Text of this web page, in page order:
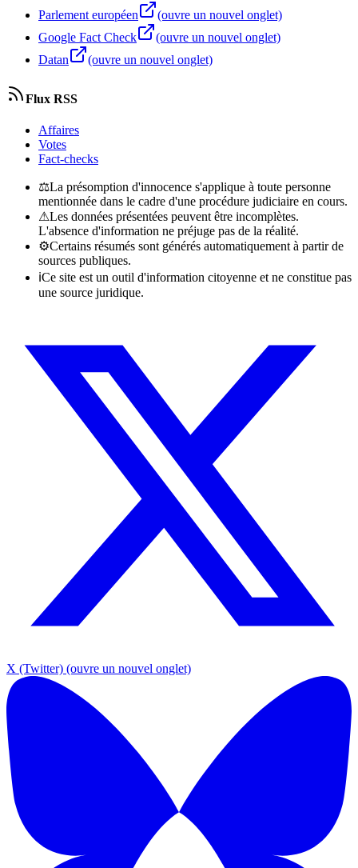
Parlement européen
(ouvre un nouvel onglet)
Google Fact Check
(ouvre un nouvel onglet)
Datan
(ouvre un nouvel onglet)
Flux RSS
Affaires
Votes
Fact-checks
⚖La présomption d'innocence s'applique à toute personne
mentionnée dans le cadre d'une procédure judiciaire en cours.
⚠Les données présentées peuvent être incomplètes.
L'absence d'information ne préjuge pas de la réalité.
⚙Certains résumés sont générés automatiquement à partir de
sources publiques.
ℹCe site est un outil d'information citoyenne et ne constitue pas
une source juridique.
X (Twitter) (ouvre un nouvel onglet)